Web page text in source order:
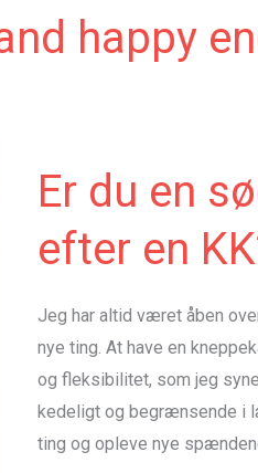
happy
Er du en
efter en
Jeg har altid været åben
nye ting. At have en
og fleksibilitet, som jeg
kedeligt og begrænsende i
ting og opleve nye